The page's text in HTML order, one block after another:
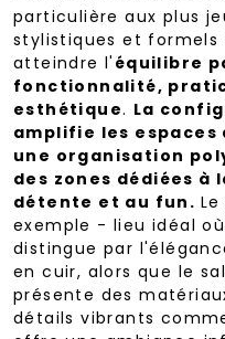
particulière aux plus
stylistiques et formels
atteindre l' équilibre
fonctionnalité,
esthétique. La
amplifie les
une organisation
des zones dédiées à
détente et au fun.
exemple - lieu idéal
distingue par
en cuir, alors que le
présente des
détails vibrants